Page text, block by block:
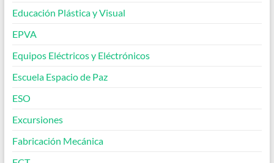
Educación Plástica y Visual
EPVA
Equipos Eléctricos y Eléctrónicos
Escuela Espacio de Paz
ESO
Excursiones
Fabricación Mecánica